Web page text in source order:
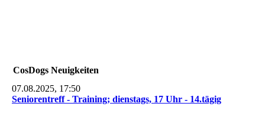
CosDogs Neuigkeiten
07.08.2025, 17:50
Seniorentreff - Training; dienstags, 17 Uhr - 14.tägig